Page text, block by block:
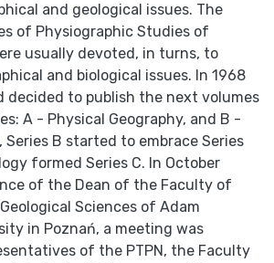
and geological issues. The
of Physiographic Studies of
usually devoted, in turns, to
and biological issues. In 1968
decided to publish the next volumes
A - Physical Geography, and B -
Series B started to embrace Series
formed Series C. In October
of the Dean of the Faculty of
Sciences of Adam
in Poznań, a meeting was
of the PTPN, the Faculty